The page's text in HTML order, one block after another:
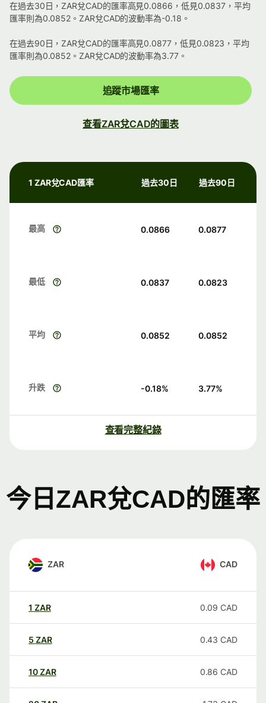
在過去30日，ZAR兌CAD的匯率高見0.0866，低見0.0837，平均
匯率則為0.0852。ZAR兌CAD的波動率為-0.18。
在過去90日，ZAR兌CAD的匯率高見0.0877，低見0.0823，平均
匯率則為0.0852。ZAR兌CAD的波動率為3.77。
追蹤市場匯率
查看ZAR兌CAD的圖表
1 ZAR兌CAD匯率 過去30日 過去90日
最高 0.0866 0.0877
最低 0.0837 0.0823
平均 0.0852 0.0852
升跌 -0.18% 3.77%
查看完整紀錄
今日ZAR兌CAD的匯率
ZAR CAD
1 ZAR 0.09 CAD
5 ZAR 0.43 CAD
10ZAR 0.86 CAD